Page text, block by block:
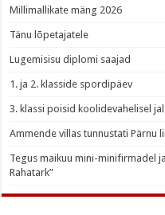
Millimallikate mäng 2026
Tänu lõpetajatele
Lugemisisu diplomi saajad
1. ja 2. klasside spordipäev
3. klassi poisid koolidevahelisel
Ammende villas tunnustati Pärnu
Tegus maikuu mini-minifirmadel
Rahatark”